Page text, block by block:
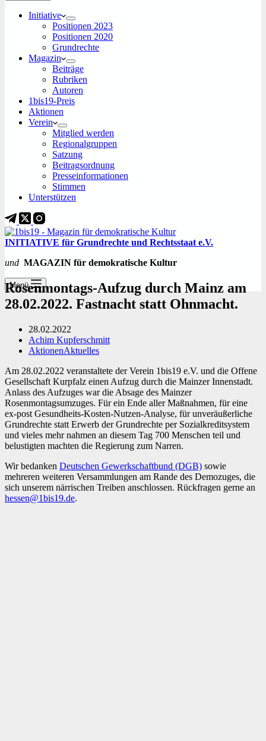
Initiative
Positionen 2023
Positionen 2020
Grundrechte
Magazin
Beiträge
Rubriken
Autoren
1bis19-Preis
Aktionen
Verein
Mitglied werden
Regionalgruppen
Satzung
Beitragsordnung
Presseinformationen
Stimmen
Unterstützen
INITIATIVE für Grundrechte und Rechtsstaat e.V.
und MAGAZIN für demokratische Kultur
Menü
Rosenmontags-Aufzug durch Mainz am
28.02.2022. Fastnacht statt Ohnmacht.
28.02.2022
Achim Kupferschmitt
AktionenAktuelles
Am 28.02.2022 veranstaltete der Verein 1bis19 e.V. und die Offene
Gesellschaft Kurpfalz einen Aufzug durch die Mainzer Innenstadt.
Anlass des Aufzuges war die Absage des Mainzer
Rosenmontagsumzuges. Für ein Ende aller Maßnahmen, für eine
ex-post Gesundheits-Kosten-Nutzen-Analyse, für unveräußerliche
Grundrechte statt Erwerb der Grundrechte per Sozialkreditsystem
und vieles mehr nahmen an diesem Tag 700 Menschen teil und
belustigten machten die Regierung zum Narren.
Wir bedanken Deutschen Gewerkschaftbund (DGB) sowie
mehreren weiteren Versammlungen am Rande des Demozuges, die
sich unserem närrischen Treiben anschlossen. Rückfragen gerne an
hessen@1bis19.de.